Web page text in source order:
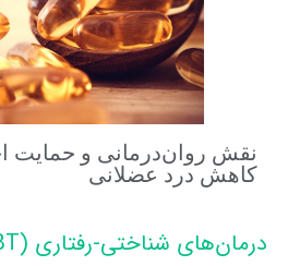
نقش روان‌درمانی و حمایت
کاهش درد عضلانی
درمان‌های شناختی-رفتاری (CBT)